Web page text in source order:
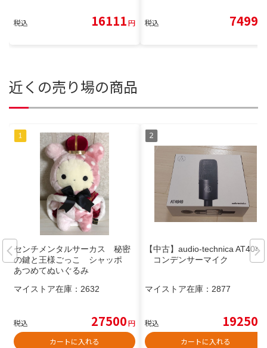
税込 16111円 税込 7499
近くの売り場の商品
センチメンタルサーカス 秘密
の鍵と王様ごっこ シャッポ
あつめてぬいぐるみ
マイストア在庫： 2632
税込 27500円
カートに入れる
【中古】audio-technica AT4040
コンデンサーマイク
マイストア在庫： 2877
税込 19250
カートに入れる